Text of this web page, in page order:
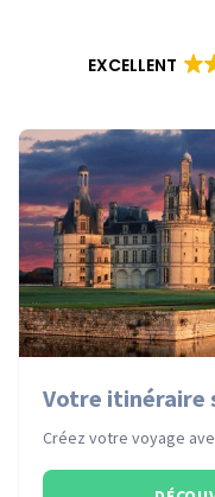
EXCELLENT
Votre itinéraire
Créez votre voyage